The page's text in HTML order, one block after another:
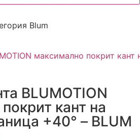
Blum
BLUMOTION
кант на
+40° – BLUM